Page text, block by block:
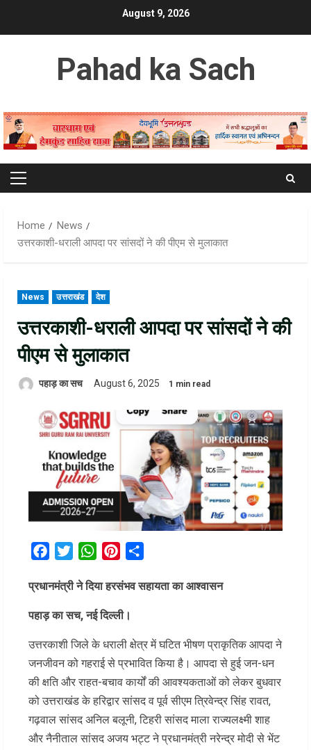
August 9, 2026
Pahad ka Sach
Primary
Home
News
उत्तरकाशी-धराली आपदा पर सांसदों ने की पीएम से मुलाकात
News उत्तराखंड देश
उत्तरकाशी-धराली आपदा पर सांसदों ने की
पीएम से मुलाकात
पहाड़ का सच August 6, 2025 1 min read
FacebookTwitterWhatsAppPinterest
प्रधानमंत्री ने दिया हरसंभव सहायता का आश्वासन
पहाड़ का सच, नई दिल्ली।
उत्तरकाशी जिले के धराली क्षेत्र में घटित भीषण प्राकृतिक आपदा ने
जनजीवन को गहराई से प्रभावित किया है। आपदा से हुई जन-धन
की क्षति और राहत-बचाव कार्यों की आवश्यकताओं को लेकर बुधवार
को उत्तराखंड के हरिद्वार सांसद व पूर्व सीएम त्रिवेन्द्र सिंह रावत,
गढ़वाल सांसद अनिल बलूनी, टिहरी सांसद माला राज्यलक्ष्मी शाह
और नैनीताल सांसद अजय भट्ट ने प्रधानमंत्री नरेन्द्र मोदी से भेंट